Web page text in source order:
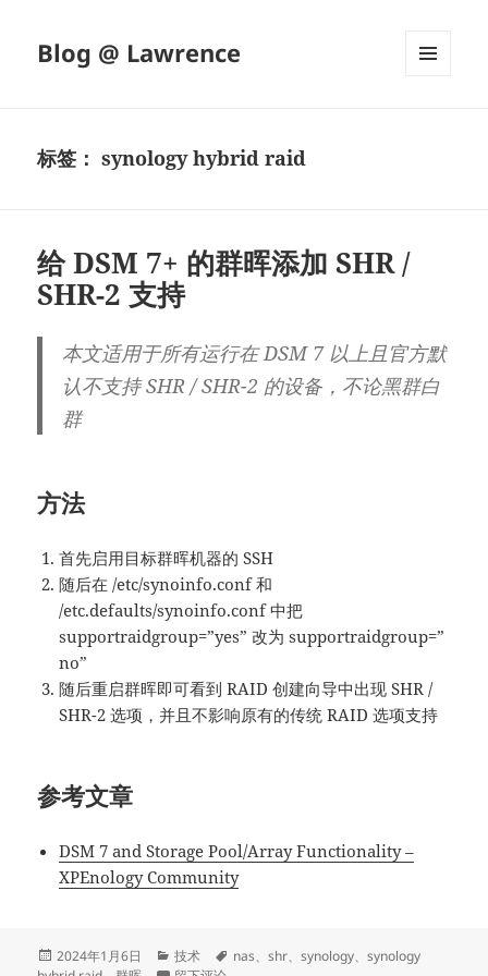
Blog @ Lawrence
标签：synology hybrid raid
给 DSM 7+ 的群晖添加 SHR /
SHR-2 支持
本文适用于所有运行在 DSM 7 以上且官方默
认不支持 SHR / SHR-2 的设备，不论黑群白
群
方法
首先启用目标群晖机器的 SSH
随后在 /etc/synoinfo.conf 和
/etc.defaults/synoinfo.conf 中把
supportraidgroup=”yes” 改为 supportraidgroup=”
no”
随后重启群晖即可看到 RAID 创建向导中出现 SHR /
SHR-2 选项，并且不影响原有的传统 RAID 选项支持
参考文章
DSM 7 and Storage Pool/Array Functionality –
XPEnology Community
发
2024年1月6日
分
技术
标
nas、shr、synology、synology